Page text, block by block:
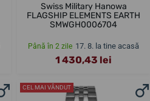
Swiss Military Hanowa
FLAGSHIP ELEMENTS EARTH
SMWGH0006704
Până în 2 zile 17. 8. la tine acasă
1 430,43 lei
CEL MAI VÂNDUT